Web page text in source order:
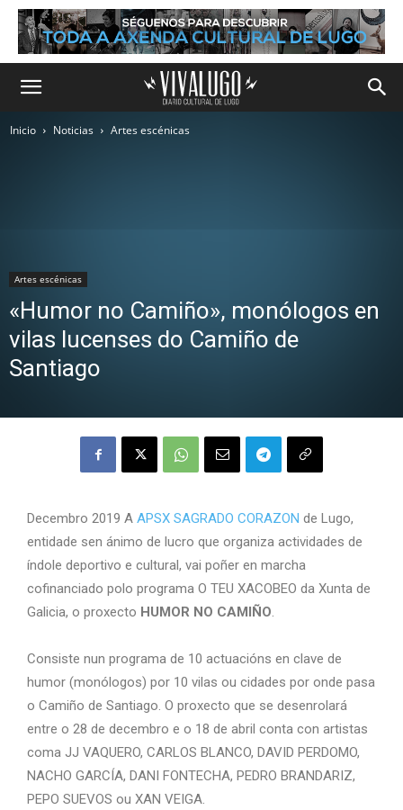
Inicio Noticias Artes escénicas
Artes escénicas
«Humor no Camiño», monólogos en
vilas lucenses do Camiño de
Santiago
Decembro 2019 A APSX SAGRADO CORAZON de Lugo,
entidade sen ánimo de lucro que organiza actividades de
índole deportivo e cultural, vai poñer en marcha
cofinanciado polo programa O TEU XACOBEO da Xunta de
Galicia, o proxecto HUMOR NO CAMIÑO.
Consiste nun programa de 10 actuacións en clave de
humor (monólogos) por 10 vilas ou cidades por onde pasa
o Camiño de Santiago. O proxecto que se desenrolará
entre o 28 de decembro e o 18 de abril conta con artistas
coma JJ VAQUERO, CARLOS BLANCO, DAVID PERDOMO,
NACHO GARCÍA, DANI FONTECHA, PEDRO BRANDARIZ,
PEPO SUEVOS ou XAN VEIGA.